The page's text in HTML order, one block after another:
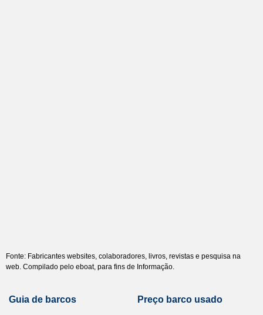
Fonte: Fabricantes websites, colaboradores, livros, revistas e pesquisa na
web. Compilado pelo eboat, para fins de Informação.
Guia de barcos Preço barco usado